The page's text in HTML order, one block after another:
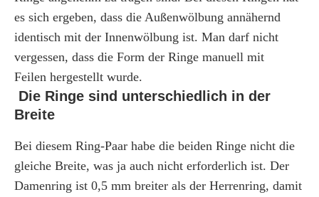
es sich ergeben, dass die Außenwölbung annähernd
identisch mit der Innenwölbung ist. Man darf nicht
vergessen, dass die Form der Ringe manuell mit
Feilen hergestellt wurde.
Die Ringe sind unterschiedlich in der
Breite
Bei diesem Ring-Paar habe die beiden Ringe nicht die
gleiche Breite, was ja auch nicht erforderlich ist. Der
Damenring ist 0,5 mm breiter als der Herrenring, damit